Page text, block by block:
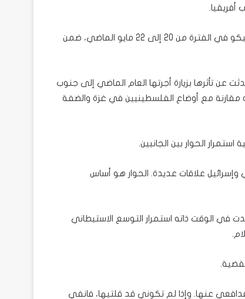
أفريقيا.
وبحسب التقرير، جاءت تصريحات كالاس خلال زيارة رسمية إلى مدينة مكسيكو في الفترة من 20 إلى 22 مايو الماضي، ضمن
عن تأثرها بزيارة أجرتها العام الماضي إلى جنوب
مع أوضاع الفلسطينيين في غزة والضفة
الحوار بين الجانبين.
وإسرائيل علاقات عديدة. الحوار هو أساس
في الوقت ذاته استمرار التوسع الاستيطاني
فدافعي عنها. وإذا لم تكوني قد قلتيها، فانفي